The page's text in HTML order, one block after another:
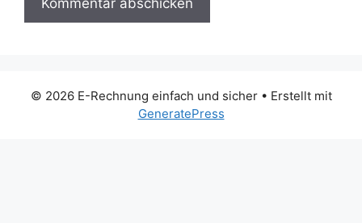
© 2026 E-Rechnung einfach und sicher• Erstellt mit
GeneratePress